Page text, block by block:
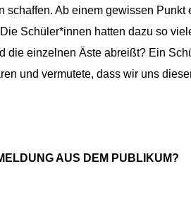
schaffen. Ab einem gewissen
Schüler*innen hatten dazu so
die einzelnen Äste abreißt? Ein
und vermutete, dass wir uns
AUS DEM PUBLIKUM?